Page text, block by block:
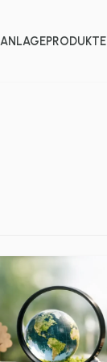
ANLAGEPRODUKTE